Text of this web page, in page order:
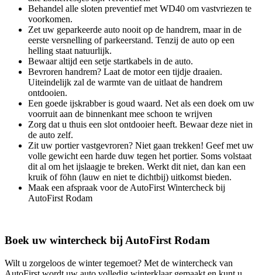
Behandel alle sloten preventief met WD40 om vastvriezen te
voorkomen.
Zet uw geparkeerde auto nooit op de handrem, maar in de
eerste versnelling of parkeerstand. Tenzij de auto op een
helling staat natuurlijk.
Bewaar altijd een setje startkabels in de auto.
Bevroren handrem? Laat de motor een tijdje draaien.
Uiteindelijk zal de warmte van de uitlaat de handrem
ontdooien.
Een goede ijskrabber is goud waard. Net als een doek om uw
voorruit aan de binnenkant mee schoon te wrijven
Zorg dat u thuis een slot ontdooier heeft. Bewaar deze niet in
de auto zelf.
Zit uw portier vastgevroren? Niet gaan trekken! Geef met uw
volle gewicht een harde duw tegen het portier. Soms volstaat
dit al om het ijslaagje te breken. Werkt dit niet, dan kan een
kruik of föhn (lauw en niet te dichtbij) uitkomst bieden.
Maak een afspraak voor de AutoFirst Wintercheck bij
AutoFirst Rodam
Boek uw wintercheck bij AutoFirst Rodam
Wilt u zorgeloos de winter tegemoet? Met de wintercheck van